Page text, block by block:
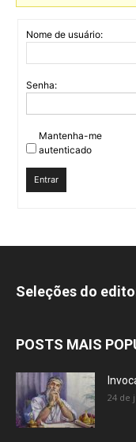
Nome de usuário:
Senha:
Mantenha-me
autenticado
Entrar
Seleções do
POSTS MAIS
24 de